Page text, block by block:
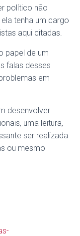
político não
tenha um cargo
aqui citadas.
papel de um
falas desses
em
desenvolver
uma leitura,
ser realizada
ou mesmo